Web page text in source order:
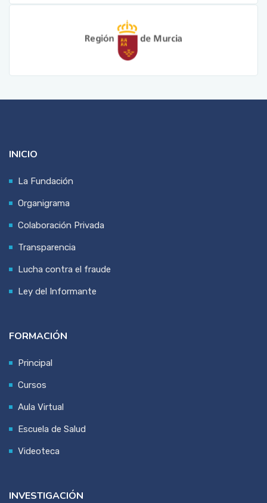
INICIO
La Fundación
Organigrama
Colaboración Privada
Transparencia
Lucha contra el fraude
Ley del Informante
FORMACIÓN
Principal
Cursos
Aula Virtual
Escuela de Salud
Videoteca
INVESTIGACIÓN